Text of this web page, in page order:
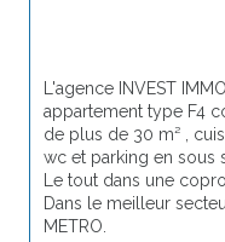
L'agence INVEST
appartement type F4
de plus de 30 m² ,
wc et parking en sous
Le tout dans une
Dans le meilleur
METRO.